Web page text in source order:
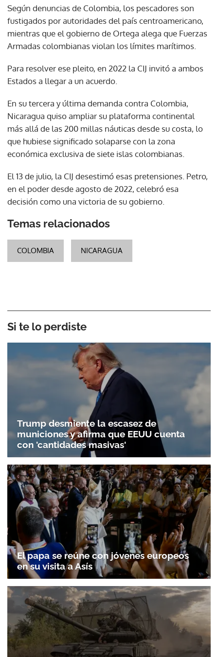
Según denuncias de Colombia, los pescadores son
fustigados por autoridades del país centroamericano,
mientras que el gobierno de Ortega alega que Fuerzas
Armadas colombianas violan los límites marítimos.
Para resolver ese pleito, en 2022 la CIJ invitó a ambos
Estados a llegar a un acuerdo.
En su tercera y última demanda contra Colombia,
Nicaragua quiso ampliar su plataforma continental
más allá de las 200 millas náuticas desde su costa, lo
que hubiese significado solaparse con la zona
económica exclusiva de siete islas colombianas.
El 13 de julio, la CIJ desestimó esas pretensiones. Petro,
en el poder desde agosto de 2022, celebró esa
decisión como una victoria de su gobierno.
Temas relacionados
COLOMBIA NICARAGUA
Si te lo perdiste
Trump desmiente la escasez de
municiones y afirma que EEUU cuenta
con 'cantidades masivas'
El papa se reúne con jóvenes europeos
en su visita a Asís